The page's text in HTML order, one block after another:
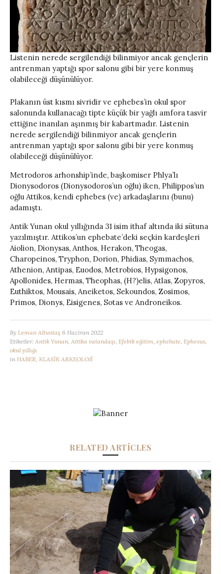
Listenin nerede sergilendiği bilinmiyor ancak gençlerin
antrenman yaptığı spor salonu gibi bir yere konmuş
olabileceği düşünülüyor.
Plakanın üst kısmı sivridir ve ephebes’in okul spor
salonunda kullanacağı tipte küçük bir yağlı amfora tasvir
ettiğine inanılan aşınmış bir kabartmadır. Listenin
nerede sergilendiği bilinmiyor ancak gençlerin
antrenman yaptığı spor salonu gibi bir yere konmuş
olabileceği düşünülüyor.
Metrodoros arhonship’inde, başkomiser Phlya’lı
Dionysodoros (Dionysodoros’un oğlu) iken, Philippos’un
oğlu Attikos, kendi ephebes (ve) arkadaşlarını (bunu)
adamıştı.
Antik Yunan okul yıllığında 31 isim ithaf altında iki sütuna
yazılmıştır. Attikos’un ephebate’deki seçkin kardeşleri
Aiolion, Dionysas, Anthos, Herakon, Theogas,
Charopeinos, Tryphon, Dorion, Phidias, Symmachos,
Athenion, Antipas, Euodos, Metrobios, Hypsigonos,
Apollonides, Hermas, Theophas, (H?)elis, Atlas, Zopyros,
Euthiktos, Mousais, Aneiketos, Sekoundos, Zosimos,
Primos, Dionys, Eisigenes, Sotas ve Androneikos.
By Leman Altuntaş 6 Haziran 2022
Etiketler: Antik Yunan, Attika vatandaşı, Efebik eğitim, ephebate, Ephesus,
okul yıllığı
in HABER, KLASİK ARKEOLOJİ
RELATED ARTICLES